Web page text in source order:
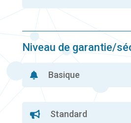
Niveau de garantie/
 Basique
 Standard